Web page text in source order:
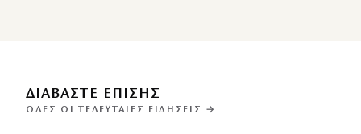
ΔΙΑΒΑΣΤΕ ΕΠΙΣΗΣ
ΌΛΕΣ ΟΙ ΤΕΛΕΥΤΑΊΕΣ ΕΙΔΉΣΕΙΣ →